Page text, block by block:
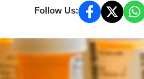
Follow Us: